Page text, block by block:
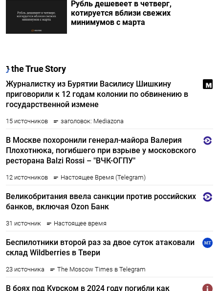
Рубль дешевеет в четверг,
котируется вблизи свежих
минимумов с марта